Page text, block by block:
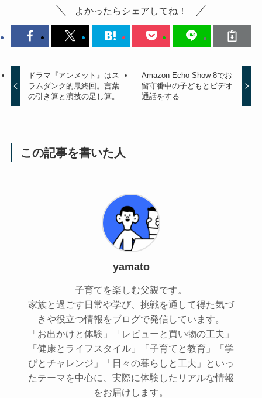
よかったらシェアしてね！
ドラマ『アンメット』はス
ラムダンク的最終回。言葉
の引き算と演技の足し算。
Amazon Echo Show 8でお
留守番中の子どもとビデオ
通話をする
この記事を書いた人
yamato
子育てを楽しむ父親です。
家族と過ごす日常や学び、挑戦を通して得た気づ
きや役立つ情報をブログで発信しています。
「お出かけと体験」「レビューと買い物の工夫」
「健康とライフスタイル」「子育てと教育」「学
びとチャレンジ」「日々の暮らしと工夫」といっ
たテーマを中心に、実際に体験したリアルな情報
をお届けします。